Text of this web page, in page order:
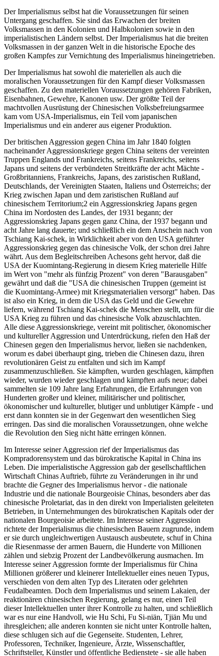
Der Imperialismus selbst hat die Voraussetzungen für seinen
Untergang geschaffen. Sie sind das Erwachen der breiten
Volksmassen in den Kolonien und Halbkolonien sowie in den
imperialistischen Ländern selbst. Der Imperialismus hat die breiten
Volksmassen in der ganzen Welt in die historische Epoche des
großen Kampfes zur Vernichtung des Imperialismus hineingetrieben.
Der Imperialismus hat sowohl die materiellen als auch die
moralischen Voraussetzungen für den Kampf dieser Volksmassen
geschaffen. Zu den materiellen Voraussetzungen gehören Fabriken,
Eisenbahnen, Gewehre, Kanonen usw. Der größte Teil der
machtvollen Ausrüstung der Chinesischen Volksbefreiungsarmee
kam vom USA-Imperialismus, ein Teil vom japanischen
Imperialismus und ein anderer aus eigener Produktion.
Der britischen Aggression gegen China im Jahr 1840 folgten
nacheinander Aggressionskriege gegen China seitens der vereinten
Truppen Englands und Frankreichs, seitens Frankreichs, seitens
Japans und seitens der verbündeten Streitkräfte der acht Mächte -
Großbritanniens, Frankreichs, Japans, des zaristischen Rußland,
Deutschlands, der Vereinigten Staaten, Italiens und Österreichs; der
Krieg zwischen Japan und dem zaristischen Rußland auf
chinesischem Territorium;2 ein Aggressionskrieg Japans gegen
China im Nordosten des Landes, der 1931 begann; der
Aggressionskrieg Japans gegen ganz China, der 1937 begann und
acht Jahre lang dauerte; und schließlich ein dem Anschein nach von
Tschiang Kai-schek, in Wirklichkeit aber von den USA geführter
Aggressionskrieg gegen das chinesische Volk, der schon drei Jahre
währt. Aus dem Begleitschreiben Achesons geht hervor, daß die
USA der Kuomintang-Regierung in diesem Krieg materielle Hilfe
im Wert von "mehr als fünfzig Prozent" von deren "Barausgaben"
gewährt und daß die "USA die chinesischen Truppen (gemeint ist
die Kuomintang-Armee) mit Kriegsmaterialien versorgt" haben. Das
ist also ein Krieg, in dem die USA das Geld und die Gewehre
liefern, während Tschiang Kai-schek die Menschen stellt, um für die
USA Krieg zu führen und das chinesische Volk abzuschlachten.
Alle diese Aggressionskriege, vereint mit politischer, ökonomischer
und kultureller Aggression und Unterdrückung, riefen den Haß der
Chinesen gegen den Imperialismus hervor, ließen sie nachdenken,
worum es dabei überhaupt ging, trieben die Chinesen dazu, ihren
revolutionären Geist zu entfalten und sich im Kampf
zusammenzuschließen. Sie kämpften, wurden geschlagen, kämpften
wieder, wurden wieder geschlagen und kämpften aufs neue; dabei
sammelten sie 109 Jahre lang Erfahrungen, die Erfahrungen von
Hunderten großer und kleiner, militärischer und politischer,
ökonomischer und kultureller, blutiger und unblutiger Kämpfe - und
erst dann konnten sie in der Gegenwart den wesentlichen Sieg
erringen. Das sind die moralischen Voraussetzungen, ohne welche
die Revolution den Sieg nicht hätte erringen können.
Im Interesse seiner Aggression rief der Imperialismus das
Kompradorensystem und das bürokratische Kapital in China ins
Leben. Die imperialistische Aggression gab der gesellschaftlichen
Wirtschaft Chinas Auftrieb, führte zu Veränderungen in ihr und
brachte die Gegner des Imperialismus hervor - die nationale
Industrie und die nationale Bourgeoisie Chinas, besonders aber das
chinesische Proletariat, das in den direkt von Imperialisten geleiteten
Betrieben, in Unternehmungen des bürokratischen Kapitals oder der
nationalen Bourgeoisie arbeitete. Im Interesse seiner Aggression
richtete der Imperialismus die chinesischen Bauern zugrunde, indem
er sie durch ungleichwertigen Austausch ausbeutete, schuf in China
die Riesenmasse der armen Bauern, die Hunderte von Millionen
zählen und siebzig Prozent der Landbevölkerung ausmachen. Im
Interesse seiner Aggression formte der Imperialismus für China
Millionen größerer und kleinerer Intellektueller eines neuen Typus,
verschieden von dem alten Typ des Literaten oder gelehrten
Feudalbeamten. Doch dem Imperialismus und seinem Lakaien, der
reaktionären chinesischen Regierung, gelang es nur, einen Teil
dieser Intellektuellen unter ihrer Kontrolle zu halten, und schließlich
war es nur eine Handvoll, wie Hu Schi, Fu Si-niän, Tjiän Mu und
ihresgleichen; alle anderen konnten sie nicht unter Kontrolle halten,
diese schlugen sich auf die Gegenseite. Studenten, Lehrer,
Professoren, Techniker, Ingenieure, Ärzte, Wissenschaftler,
Schriftsteller, Künstler und öffentliche Bedienstete - sie alle haben